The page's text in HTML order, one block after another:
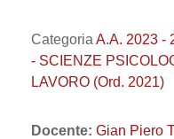
Categoria A.A. 2023 -
- SCIENZE
LAVORO (Ord. 2021)
Docente: Gian Piero